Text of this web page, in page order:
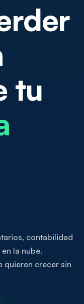
tu
contabilidad
la nube.
quieren crecer sin